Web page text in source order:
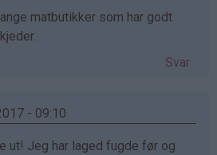
matbutikker som har godt
Svar
- 09:10
ut! Jeg har laged fugde før og